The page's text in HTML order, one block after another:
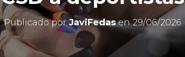
Publicado porJaviFedasen29/06/2026